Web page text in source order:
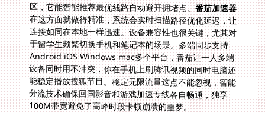
区，它能智能推荐最优线路自动避开拥堵点。番茄加速器
在这方面就做得精准，系统会实时扫描路径优化延迟，让
连接如同在本地一样迅速。设备兼容性也很关键，尤其对
于留学生频繁切换手机和笔记本的场景。多端同步支持
Android iOS Windows mac多个平台，番茄让一人多端
设备同时用不冲突，你在手机上刷腾讯视频的同时电脑还
能稳定播放搜狐节目。稳定无限流量这点不能忽视，智能
分流技术确保回国影音和游戏加速专线各自畅通，独享
100M带宽避免了高峰时段卡顿崩溃的噩梦。